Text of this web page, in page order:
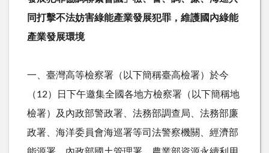
同打擊不法妨害綠能產業發展犯罪，維護國內綠能
產業發展環境
一、臺灣高等檢察署（以下簡稱臺高檢署）於今
（12）日下午邀集全國各地方檢察署（以下簡稱地
檢署）及內政部警政署、法務部調查局、法務部廉
政署、海洋委員會海巡署等司法警察機關、經濟部